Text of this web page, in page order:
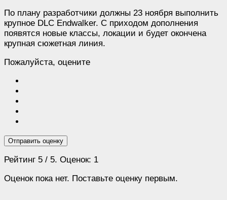
По плану разработчики должны 23 ноября выполнить
крупное DLC Endwalker. С приходом дополнения
появятся новые классы, локации и будет окончена
крупная сюжетная линия.
Пожалуйста, оцените
Отправить оценку
Рейтинг 5 / 5. Оценок: 1
Оценок пока нет. Поставьте оценку первым.